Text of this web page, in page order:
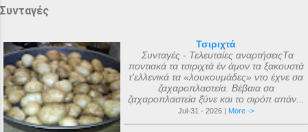
Συνταγές
Τσιριχτά
Συνταγές - Τελευταίες αναρτήσειςΤα
ποντιακά τα τσιριχτά έν άμον τα ξακουστά
τ'ελλενικά τα «λουκουμάδες» ντο έχνε σα
ζαχαροπλαστεία. Βέβαια σα
ζαχαροπλαστεία ξ̌ύνε και το σιρόπ απάν...
Jul-31 - 2026 | More ->